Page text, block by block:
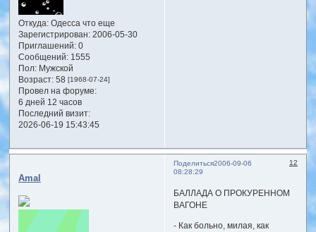
Откуда:Одесса что еще
Зарегистрирован: 2006-05-30
Приглашений:0
Сообщений:1555
Пол:Мужской
Возраст:58 [1968-07-24]
Провел на форуме:
6 дней 12 часов
Последний визит:
2026-06-19 15:43:45
Поделиться 12
2006-09-06
08:28:29
Amal
БАЛЛАДА О ПРОКУРЕННОМ
ВАГОНЕ
- Как больно, милая, как